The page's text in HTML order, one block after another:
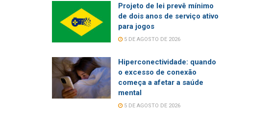
Projeto de lei prevê mínimo
de dois anos de serviço ativo
para jogos
5 DE AGOSTO DE 2026
Hiperconectividade: quando
o excesso de conexão
começa a afetar a saúde
mental
5 DE AGOSTO DE 2026